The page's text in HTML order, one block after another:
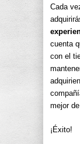
Cada
cuenta
con el
mejor
¡Éxito!